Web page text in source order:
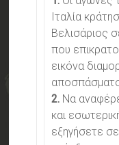
Ιταλία
Βελισάριος
που
εικόνα
2. Να
και
εξηγήσετε